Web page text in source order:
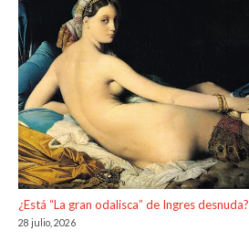
¿Está “La gran odalisca” de Ingres desnuda?
28 julio, 2026